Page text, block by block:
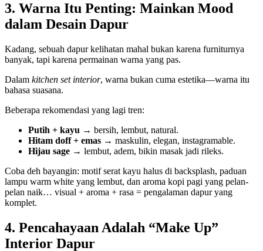
3. Warna Itu Penting: Mainkan Mood
dalam Desain Dapur
Kadang, sebuah dapur kelihatan mahal bukan karena furniturnya
banyak, tapi karena permainan warna yang pas.
Dalam kitchen set interior, warna bukan cuma estetika—warna itu
bahasa suasana.
Beberapa rekomendasi yang lagi tren:
Putih + kayu → bersih, lembut, natural.
Hitam doff + emas → maskulin, elegan, instagramable.
Hijau sage → lembut, adem, bikin masak jadi rileks.
Coba deh bayangin: motif serat kayu halus di backsplash, paduan
lampu warm white yang lembut, dan aroma kopi pagi yang pelan-
pelan naik… visual + aroma + rasa = pengalaman dapur yang
komplet.
4. Pencahayaan Adalah “Make Up”
Interior Dapur